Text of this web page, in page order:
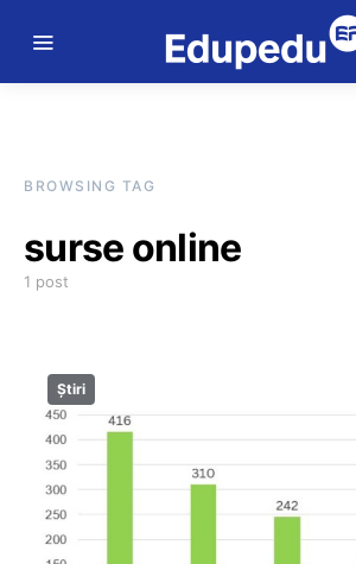
BROWSING TAG
surse online
1 post
Știri